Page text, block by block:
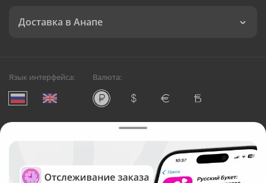
Доставка в Анапе
Язык интерфейса: Валюта:
Служба круглосуточной доставки цветов в Анапе
Русский Букет, 2026
Общество с ограниченной ответственностью «Технология»
ОГРН: 1195476081745, ИНН: 5410081997